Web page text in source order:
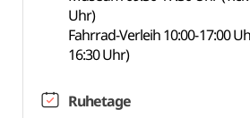
Uhr)
Fahrrad-Verleih 10:00-17:00
16:30 Uhr)
Ruhetage